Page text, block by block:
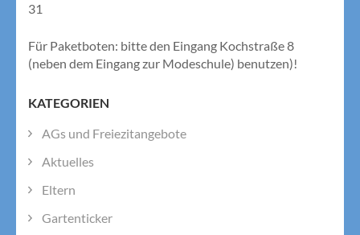
31
Für Paketboten: bitte den Eingang Kochstraße 8
(neben dem Eingang zur Modeschule) benutzen)!
KATEGORIEN
AGs und Freiezitangebote
Aktuelles
Eltern
Gartenticker